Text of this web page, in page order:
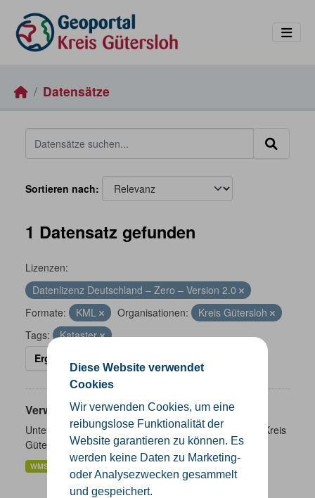
Diese Website verwendet
Cookies
Wir verwenden Cookies, um eine
reibungslose Funktionalität der
Website garantieren zu können. Es
werden keine Daten zu Marketing-
oder Analysezwecken gesammelt
und gespeichert.
Datensätze
Sortieren nach
1 Datensatz gefunden
Lizenzen:
Datenlizenz Deutschland – Zero – Version 2.0
Formate:
KML Organisationen:
Kreis Gütersloh
Tags:
Kataster
Ergebnisse filtern
Verwaltungsgrenzen
Unterschiedliche Ebenen der Verwaltungsgrenzen im Kreis
Gütersloh
WMS